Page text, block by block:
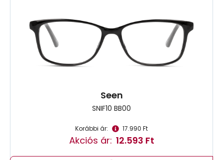
Seen
SNIF10 BB00
Korábbi ár: 17.990 Ft
Akciós ár: 12.593 Ft